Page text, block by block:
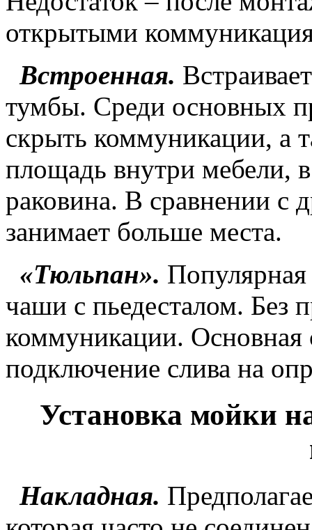
открытыми
Встроенная.
тумбы. Среди основных
скрыть коммуникации, а
площадь внутри мебели,
раковина. В сравнении с
занимает больше места.
«Тюльпан». Популярная
чаши с пьедесталом. Без
коммуникации. Основная
подключение слива на
Установка мойки
Накладная.